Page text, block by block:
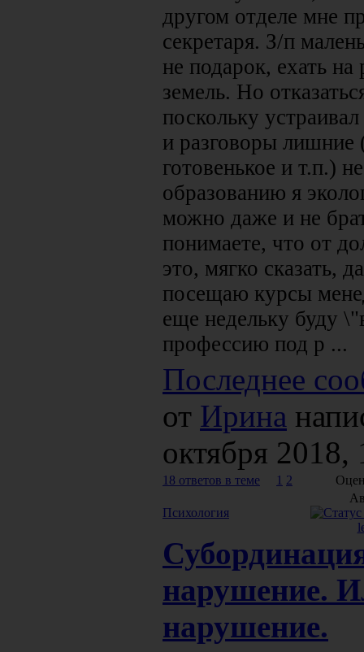
другом отделе мне
секретаря. З/п
не подарок, ехать на
земель. Но
поскольку
и разговоры лишние
готовенькое и т.п.)
образованию я
можно даже и не
понимаете, что от
это, мягко сказать,
посещаю курсы
еще недельку буду
профессию под р ...
Последнее
от Ирина
октября 2018,
18 ответов в теме 1 2
Психология
нарушение.
нарушение.